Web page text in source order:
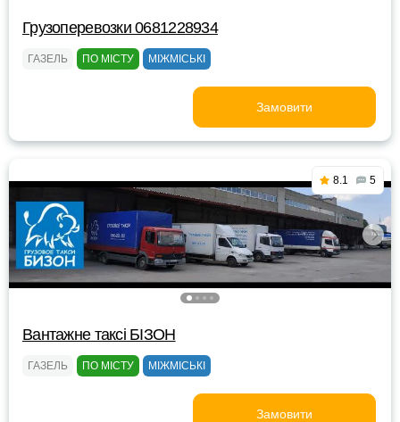
Грузоперевозки 0681228934
ГАЗЕЛЬ ПО МІСТУ МІЖМІСЬКІ
Замовити
8.1 5
Вантажне таксі БІЗОН
ГАЗЕЛЬ ПО МІСТУ МІЖМІСЬКІ
Замовити